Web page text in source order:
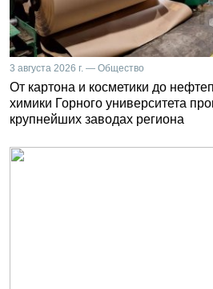
3 августа 2026 г. — Общество
От картона и косметики до
химики Горного университета
крупнейших заводах региона